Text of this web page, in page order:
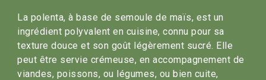
La polenta, à base de semoule de maïs, est un
ingrédient polyvalent en cuisine, connu pour sa
texture douce et son goût légèrement sucré. Elle
peut être servie crémeuse, en accompagnement de
viandes, poissons, ou légumes, ou bien cuite,